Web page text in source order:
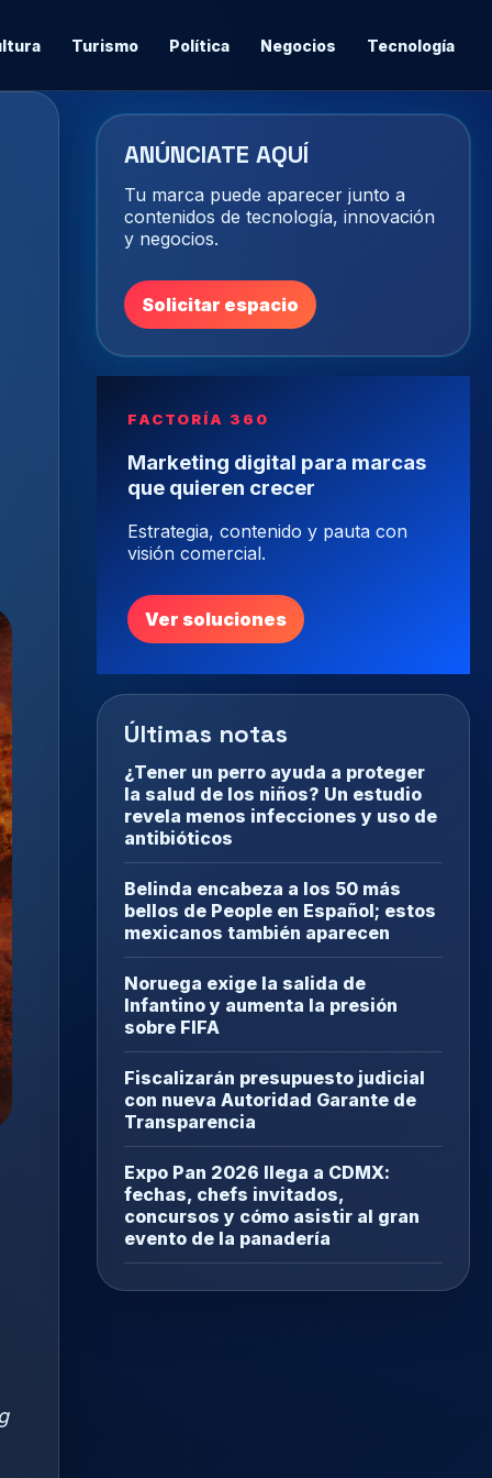
Turismo Política Negocios Tecnología
ANÚNCIATE AQUÍ
Tu marca puede aparecer junto a
contenidos de tecnología, innovación
y negocios.
Solicitar espacio
FACTORÍA 360
Marketing digital para marcas
que quieren crecer
Estrategia, contenido y pauta con
visión comercial.
Ver soluciones
Últimas notas
¿Tener un perro ayuda a proteger
la salud de los niños? Un estudio
revela menos infecciones y uso de
antibióticos
Belinda encabeza a los 50 más
bellos de People en Español; estos
mexicanos también aparecen
Noruega exige la salida de
Infantino y aumenta la presión
sobre FIFA
Fiscalizarán presupuesto judicial
con nueva Autoridad Garante de
Transparencia
Expo Pan 2026 llega a CDMX:
fechas, chefs invitados,
concursos y cómo asistir al gran
evento de la panadería